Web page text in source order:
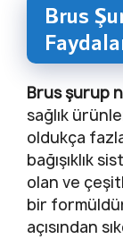
Brus
Brus şurup
sağlık
oldukça
bağışıklık
olan ve
bir
açısından